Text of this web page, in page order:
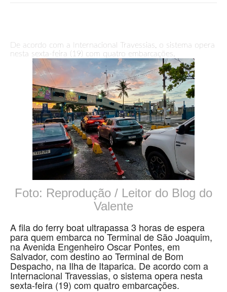
De acordo com a Internacional Travessias, o sistema opera
nesta sexta-feira (19) com quatro embarcações.
Foto: Reprodução / Leitor do Blog do
Valente
A fila do ferry boat ultrapassa 3 horas de espera
para quem embarca no Terminal de São Joaquim,
na Avenida Engenheiro Oscar Pontes, em
Salvador, com destino ao Terminal de Bom
Despacho, na Ilha de Itaparica. De acordo com a
Internacional Travessias, o sistema opera nesta
sexta-feira (19) com quatro embarcações.